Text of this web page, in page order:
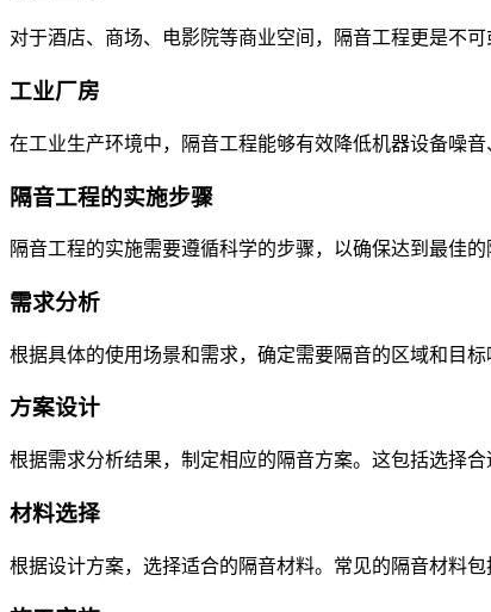
对于酒店、商场、电影院等商业空间，隔音工程更是不
工业厂房
在工业生产环境中，隔音工程能够有效降低机器设备噪
隔音工程的实施步骤
隔音工程的实施需要遵循科学的步骤，以确保达到最佳
需求分析
根据具体的使用场景和需求，确定需要隔音的区域和目
方案设计
根据需求分析结果，制定相应的隔音方案。这包括选择
材料选择
根据设计方案，选择适合的隔音材料。常见的隔音材料